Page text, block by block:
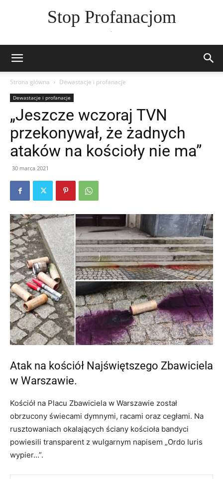
Stop Profanacjom
Strona główna Dewastacje i profanacje
Dewastacje i profanacje
„Jeszcze wczoraj TVN
przekonywał, że żadnych
ataków na kościoły nie ma”
30 marca 2021
Atak na kościół Najświętszego Zbawiciela
w Warszawie.
Kościół na Placu Zbawiciela w Warszawie został
obrzucony świecami dymnymi, racami oraz cegłami. Na
rusztowaniach okalających ściany kościoła bandyci
powiesili transparent z wulgarnym napisem „Ordo Iuris
wypier…”.